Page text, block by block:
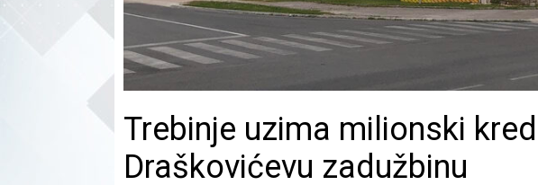
Trebinje uzima milionski
Draškovićevu zadužbinu